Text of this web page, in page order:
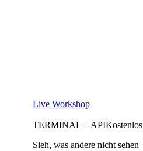
Live Workshop
TERMINAL + APIKostenlos
Sieh, was andere nicht sehen